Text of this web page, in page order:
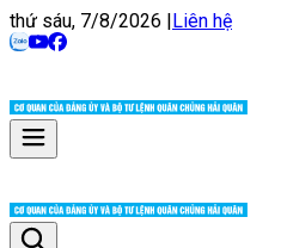
thứ sáu, 7/8/2026 |Liên hệ